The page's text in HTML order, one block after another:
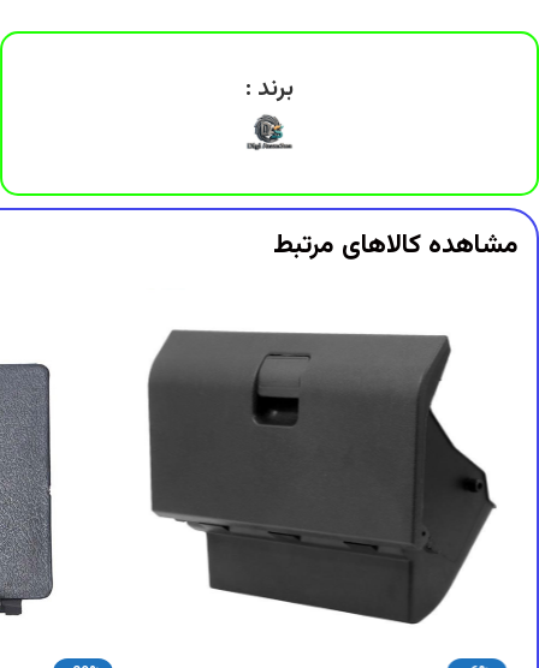
DigiArzanSara
DigiArzanSara
DigiArzanSara
DigiArzanSara
DigiArzanSara
DigiArzanSara
DigiArzanSara
برند :
مشاهده کالاهای مرتبط